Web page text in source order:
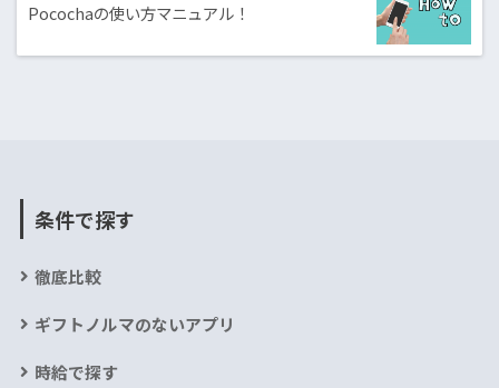
Pocochaの使い方マニュアル！
条件で探す
徹底比較
ギフトノルマのないアプリ
時給で探す